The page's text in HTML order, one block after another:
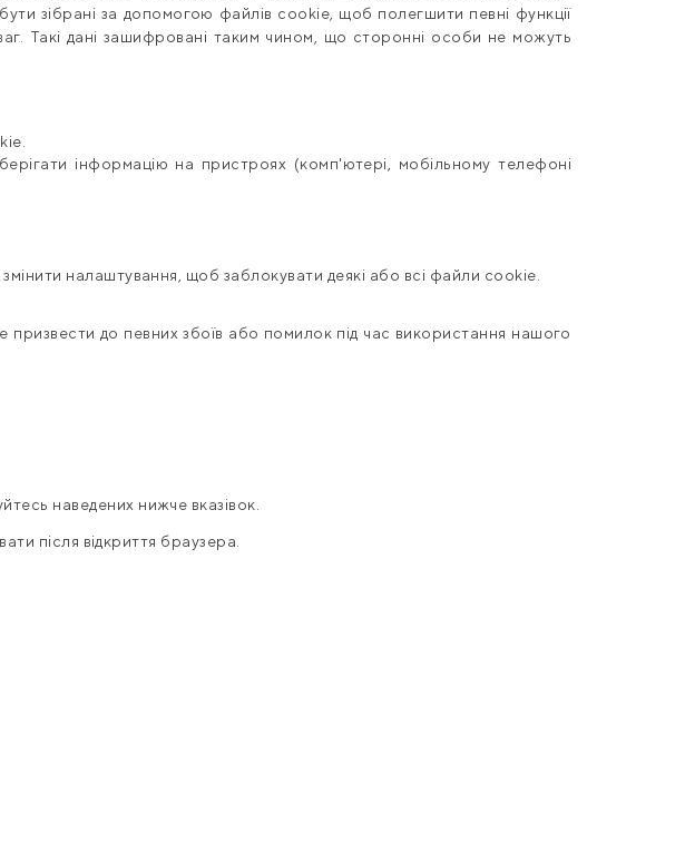
зібрані за допомогою файлів cookie, щоб полегшити певні функції
Такі дані зашифровані таким чином, що сторонні особи не можуть
інформацію на пристроях (комп'ютері, мобільному телефоні
налаштування, щоб заблокувати деякі або всі файли cookie.
до певних збоїв або помилок під час використання нашого
наведених нижче вказівок.
після відкриття браузера.